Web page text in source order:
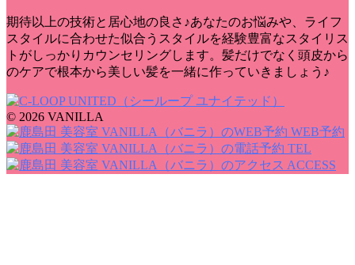
期待以上の技術と居心地の良さ♪あなたのお悩みや、ライフ
スタイルに合わせた似合うスタイルを経験豊富なスタイリス
トがしっかりカウンセリングします。髪だけでなく頭皮から
のケアで根本から美しい髪を一緒に作っていきましょう♪
© 2026 VANILLA
WEB予約
TEL
ACCESS